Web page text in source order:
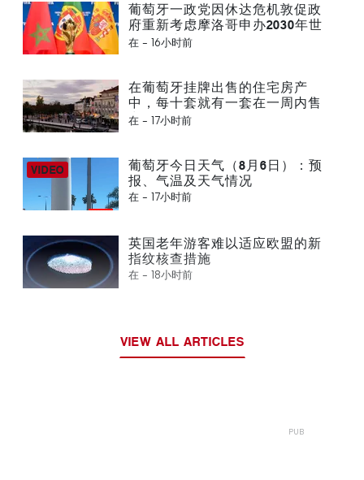
葡萄牙一政党因休达危机敦促政
府重新考虑摩洛哥申办2030年世
界杯一事
在 - 16小时前
在葡萄牙挂牌出售的住宅房产
中，每十套就有一套在一周内售
出
在 - 17小时前
葡萄牙今日天气（8月6日）：预
报、气温及天气情况
在 - 17小时前
英国老年游客难以适应欧盟的新
指纹核查措施
在 - 18小时前
VIEW ALL ARTICLES